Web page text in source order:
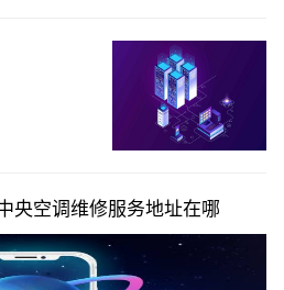
央空调维修服务地址在哪